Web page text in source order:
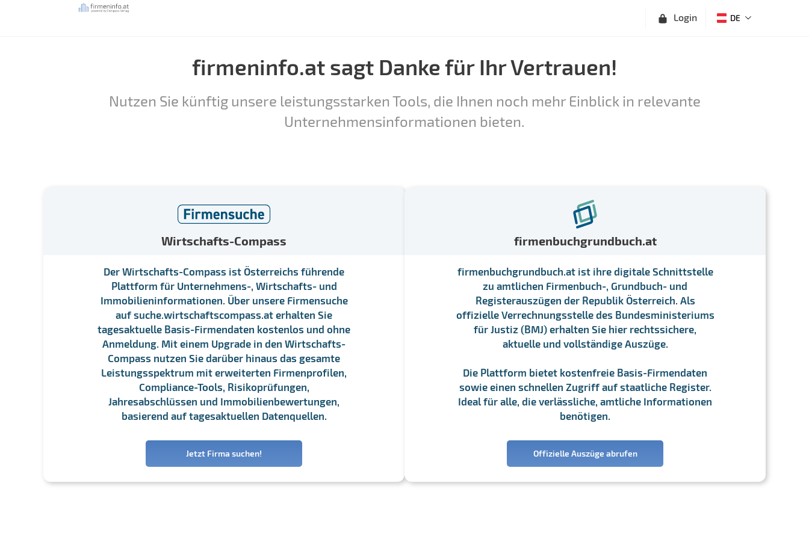
Login DE
firmeninfo.at sagt Danke für Ihr Vertrauen!
Nutzen Sie künftig unsere leistungsstarken Tools, die Ihnen noch mehr Einblick in relevante
Unternehmensinformationen bieten.
Wirtschafts-Compass
Der Wirtschafts-Compass ist Österreichs führende
Plattform für Unternehmens-, Wirtschafts- und
Immobilieninformationen. Über unsere Firmensuche
auf suche.wirtschaftscompass.at erhalten Sie
tagesaktuelle Basis-Firmendaten kostenlos und ohne
Anmeldung. Mit einem Upgrade in den Wirtschafts-
Compass nutzen Sie darüber hinaus das gesamte
Leistungsspektrum mit erweiterten Firmenprofilen,
Compliance-Tools, Risikoprüfungen,
Jahresabschlüssen und Immobilienbewertungen,
basierend auf tagesaktuellen Datenquellen.
Jetzt Firma suchen!
firmenbuchgrundbuch.at
firmenbuchgrundbuch.at ist ihre digitale Schnittstelle
zu amtlichen Firmenbuch-, Grundbuch- und
Registerauszügen der Republik Österreich. Als
offizielle Verrechnungsstelle des Bundesministeriums
für Justiz (BMJ) erhalten Sie hier rechtssichere,
aktuelle und vollständige Auszüge.
Die Plattform bietet kostenfreie Basis-Firmendaten
sowie einen schnellen Zugriff auf staatliche Register.
Ideal für alle, die verlässliche, amtliche Informationen
benötigen.
Offizielle Auszüge abrufen